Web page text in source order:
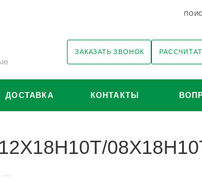
ЗАКАЗАТЬ ЗВОНОК
ДОСТАВКА КОНТАКТЫ
—